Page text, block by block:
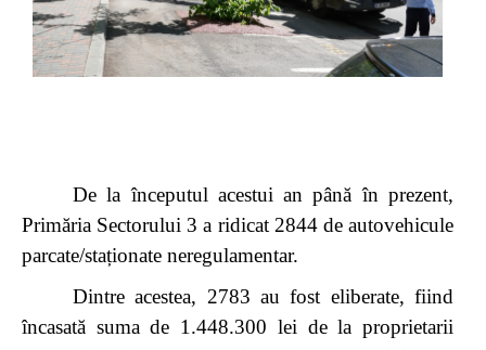
De la începutul acestui an până în prezent,
Primăria Sectorului 3 a ridicat 2844 de autovehicule
parcate/staționate neregulamentar.
Dintre acestea, 2783 au fost eliberate, fiind
încasată suma de 1.448.300 lei de la proprietarii